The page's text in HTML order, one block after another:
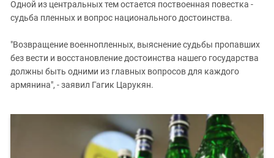
Одной из центральных тем остается поствоенная повестка -
судьба пленных и вопрос национального достоинства.
"Возвращение военнопленных, выяснение судьбы пропавших
без вести и восстановление достоинства нашего государства
должны быть одними из главных вопросов для каждого
армянина", - заявил Гагик Царукян.